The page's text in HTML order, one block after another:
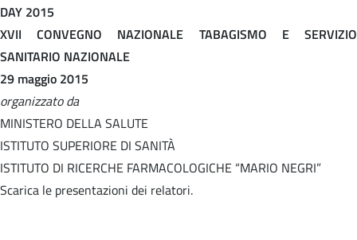
DAY 2015
XVII CONVEGNO NAZIONALE TABAGISMO E SERVIZIO
SANITARIO NAZIONALE
29 maggio 2015
organizzato da
MINISTERO DELLA SALUTE
ISTITUTO SUPERIORE DI SANITÀ
ISTITUTO DI RICERCHE FARMACOLOGICHE “MARIO NEGRI”
Scarica le presentazioni dei relatori.